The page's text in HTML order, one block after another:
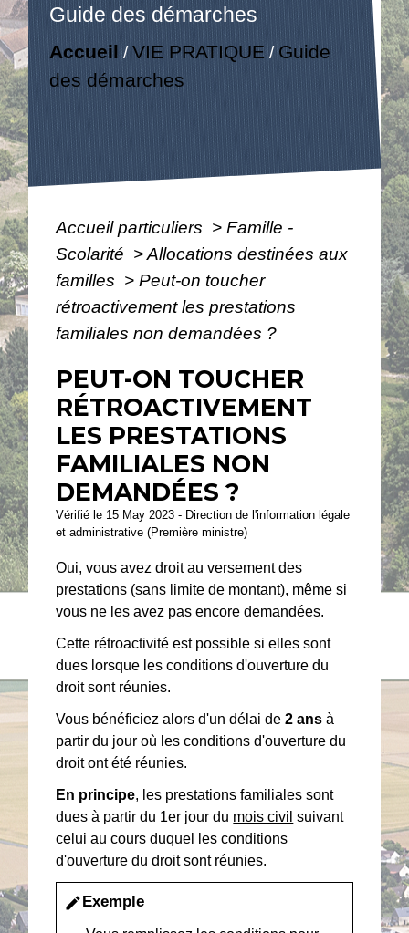
Guide des démarches
Accueil /VIE PRATIQUE / Guide
des démarches
Accueil particuliers > Famille -
Scolarité >Allocations destinées aux
familles > Peut-on toucher
rétroactivement les prestations
familiales non demandées ?
PEUT-ON TOUCHER
RÉTROACTIVEMENT
LES PRESTATIONS
FAMILIALES NON
DEMANDÉES ?
Vérifié le 15 May 2023 - Direction de l'information légale
et administrative (Première ministre)
Oui, vous avez droit au versement des
prestations (sans limite de montant), même si
vous ne les avez pas encore demandées.
Cette rétroactivité est possible si elles sont
dues lorsque les conditions d'ouverture du
droit sont réunies.
Vous bénéficiez alors d'un délai de2 ans à
partir du jour où les conditions d'ouverture du
droit ont été réunies.
En principe, les prestations familiales sont
dues à partir du 1er jour du mois civil suivant
celui au cours duquel les conditions
d'ouverture du droit sont réunies.
edit Exemple